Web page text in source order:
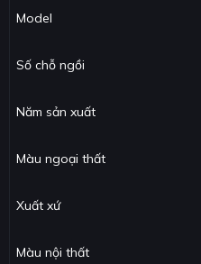
Model
Số chỗ ngồi
Năm sản xuất
Màu ngoại thất
Xuất xứ
Màu nội thất